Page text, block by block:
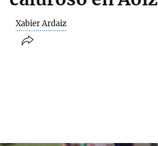
Xabier Ardaiz